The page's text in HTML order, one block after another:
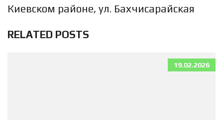
Киевском районе, ул. Бахчисарайская
RELATED POSTS
19.02.2026